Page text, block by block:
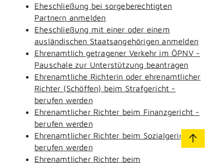
Eheschließung bei sorgeberechtigten
Partnern anmelden
Eheschließung mit einer oder einem
ausländischen Staatsangehörigen anmelden
Ehrenamtlich getragener Verkehr im ÖPNV -
Pauschale zur Unterstützung beantragen
Ehrenamtliche Richterin oder ehrenamtlicher
Richter (Schöffen) beim Strafgericht -
berufen werden
Ehrenamtlicher Richter beim Finanzgericht -
berufen werden
Ehrenamtlicher Richter beim Sozialgericht -
berufen werden
Ehrenamtlicher Richter beim